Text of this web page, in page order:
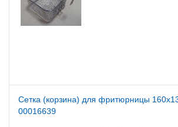
Сетка (корзина) для фритюрницы
00016639